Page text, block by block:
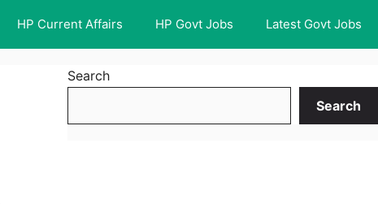
HP Current Affairs HP Govt Jobs Latest Govt Jobs
Search
Search